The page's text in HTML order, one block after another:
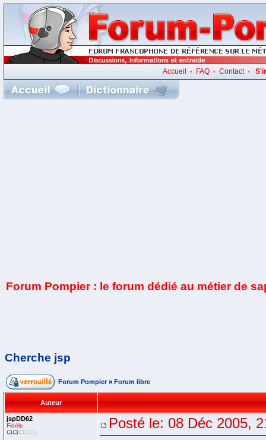
Accueil • FAQ• Contact•
Forum Pompier : le forum dédié au métier de
Cherche jsp
Forum Pompier » Forum libre
Auteur
jspDD62
Fidèle Posté le: 08 Déc 2005,